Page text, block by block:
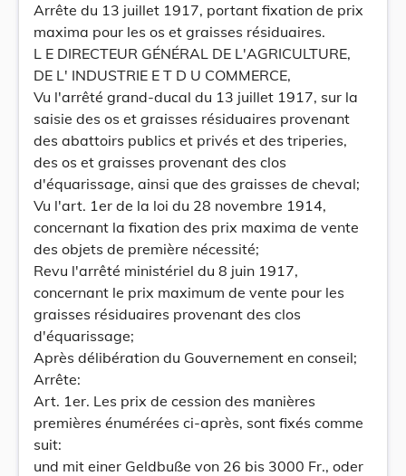
Arrête du 13 juillet 1917, portant fixation de prix
maxima pour les os et graisses résiduaires.
L E DIRECTEUR GÉNÉRAL DE L'AGRICULTURE,
DE L' INDUSTRIE E T D U COMMERCE,
Vu l'arrêté grand-ducal du 13 juillet 1917, sur la
saisie des os et graisses résiduaires provenant
des abattoirs publics et privés et des triperies,
des os et graisses provenant des clos
d'équarissage, ainsi que des graisses de cheval;
Vu l'art. 1er de la loi du 28 novembre 1914,
concernant la fixation des prix maxima de vente
des objets de première nécessité;
Revu l'arrêté ministériel du 8 juin 1917,
concernant le prix maximum de vente pour les
graisses résiduaires provenant des clos
d'équarissage;
Après délibération du Gouvernement en conseil;
Arrête:
Art. 1er. Les prix de cession des manières
premières énumérées ci-après, sont fixés comme
suit:
und mit einer Geldbuße von 26 bis 3000 Fr., oder